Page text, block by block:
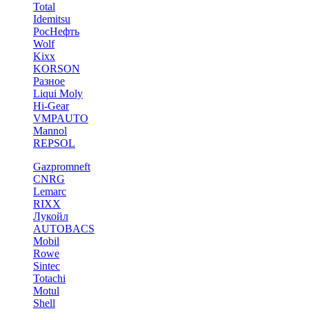
Total
Idemitsu
РосНефть
Wolf
Kixx
KORSON
Разное
Liqui Moly
Hi-Gear
VMPAUTO
Mannol
REPSOL
Gazpromneft
CNRG
Lemarc
RIXX
Лукойл
AUTOBACS
Mobil
Rowe
Sintec
Totachi
Motul
Shell